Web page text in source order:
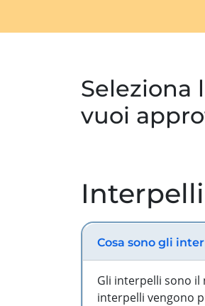
Seleziona
vuoi
Interpelli
Cosa sono gli
Gli interpelli sono il
interpelli vengono